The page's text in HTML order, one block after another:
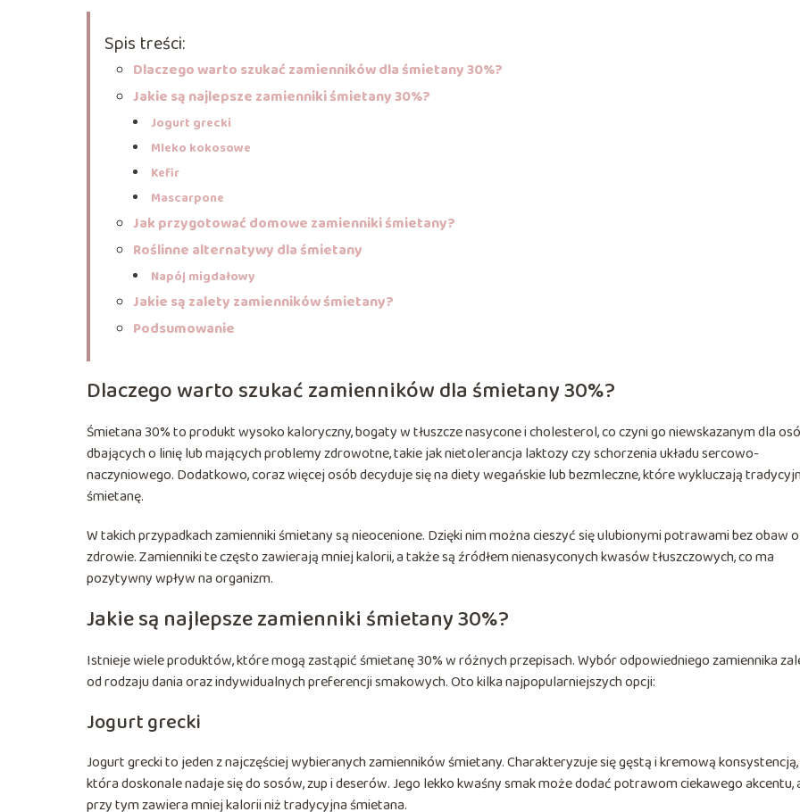
Spis treści:
Dlaczego warto szukać zamienników dla śmietany 30%?
Jakie są najlepsze zamienniki śmietany 30%?
Jogurt grecki
Mleko kokosowe
Kefir
Mascarpone
Jak przygotować domowe zamienniki śmietany?
Roślinne alternatywy dla śmietany
Napój migdałowy
Jakie są zalety zamienników śmietany?
Podsumowanie
Dlaczego warto szukać zamienników dla śmietany 30%?
Śmietana 30% to produkt wysoko kaloryczny, bogaty w tłuszcze nasycone i cholesterol, co czyni go niewskazanym dla
dbających o linię lub mających problemy zdrowotne, takie jak nietolerancja laktozy czy schorzenia układu sercowo-
naczyniowego. Dodatkowo, coraz więcej osób decyduje się na diety wegańskie lub bezmleczne, które wykluczają
śmietanę.
W takich przypadkach zamienniki śmietany są nieocenione. Dzięki nim można cieszyć się ulubionymi potrawami bez obaw o
zdrowie. Zamienniki te często zawierają mniej kalorii, a także są źródłem nienasyconych kwasów tłuszczowych, co ma
pozytywny wpływ na organizm.
Jakie są najlepsze zamienniki śmietany 30%?
Istnieje wiele produktów, które mogą zastąpić śmietanę 30% w różnych przepisach. Wybór odpowiedniego zamiennika
od rodzaju dania oraz indywidualnych preferencji smakowych. Oto kilka najpopularniejszych opcji:
Jogurt grecki
Jogurt grecki to jeden z najczęściej wybieranych zamienników śmietany. Charakteryzuje się gęstą i kremową konsystencją,
która doskonale nadaje się do sosów, zup i deserów. Jego lekko kwaśny smak może dodać potrawom ciekawego akcentu,
przy tym zawiera mniej kalorii niż tradycyjna śmietana.